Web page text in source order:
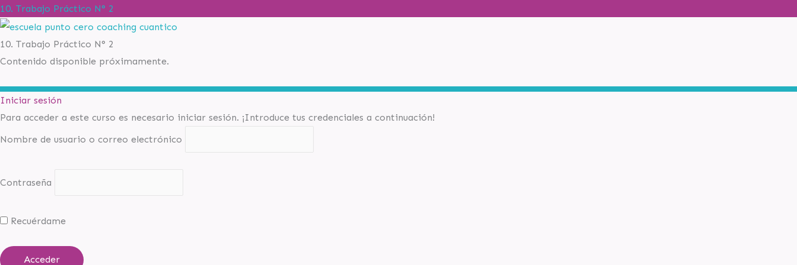
10. Trabajo Práctico N° 2
10. Trabajo Práctico N° 2
Contenido disponible próximamente.
Iniciar sesión
Para acceder a este curso es necesario iniciar sesión. ¡Introduce tus credenciales a continuación!
Nombre de usuario o correo electrónico
Contraseña
Recuérdame